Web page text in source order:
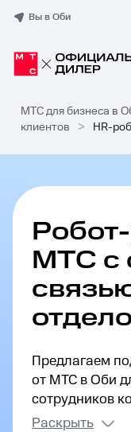
Вы в Оби
МТС для бизнеса в
клиентов
> HR-
МТС с
Предлагаем
от МТС в Оби
сотрудников
и найма
Раскрыть